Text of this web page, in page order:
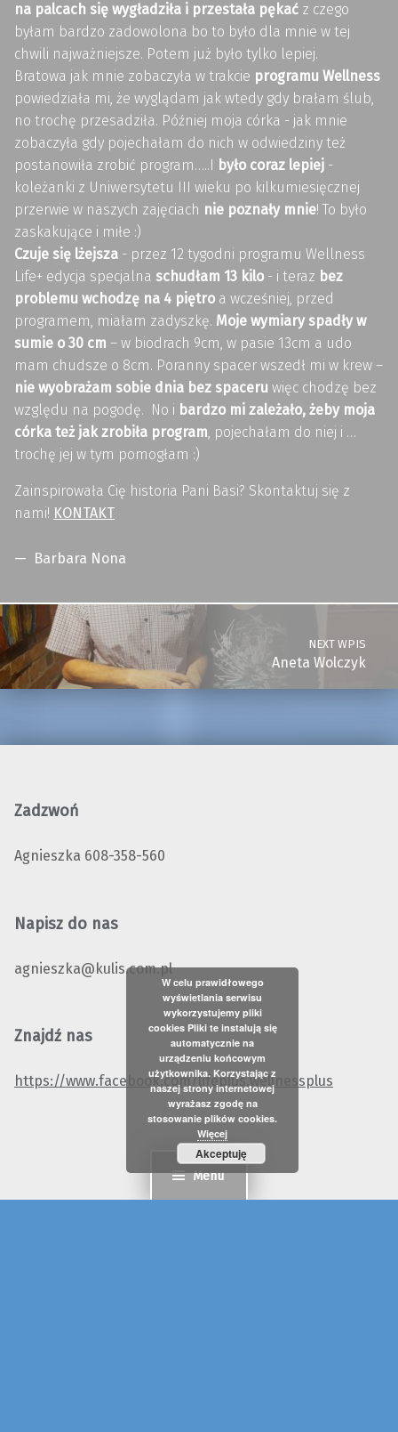
Menu
na palcach się wygładziła i przestała pękać z czego
byłam bardzo zadowolona bo to było dla mnie w tej
chwili najważniejsze. Potem już było tylko lepiej.
Bratowa jak mnie zobaczyła w trakcie programu Wellness
powiedziała mi, że wyglądam jak wtedy gdy brałam ślub,
no trochę przesadziła. Później moja córka - jak mnie
zobaczyła gdy pojechałam do nich w odwiedziny też
postanowiła zrobić program…..I
było coraz lepiej -
koleżanki z Uniwersytetu III wieku po kilkumiesięcznej
przerwie w naszych zajęciach nie poznały mnie! To było
zaskakujące i miłe :)
Czuje się lżejsza - przez 12 tygodni programu Wellness
Life+ edycja specjalna schudłam 13 kilo - i teraz bez
problemu wchodzę na 4 piętro a wcześniej, przed
programem, miałam zadyszkę. Moje wymiary spadły w
sumie o 30 cm – w biodrach 9cm, w pasie 13cm a udo
mam chudsze o 8cm. Poranny spacer wszedł mi w krew –
nie wyobrażam sobie dnia bez spaceru więc chodzę bez
względu na pogodę. No i bardzo mi zależało, żeby moja
córka też jak zrobiła program, pojechałam do niej i …
trochę jej w tym pomogłam :)
Zainspirowała Cię historia Pani Basi? Skontaktuj się z
nami! KONTAKT
Barbara Nona
Post navigation
NEXT WPIS
Aneta Wolczyk
Zadzwoń
Agnieszka 608-358-560
Napisz do nas
agnieszka@kulis.com.pl
Znajdź nas
https://www.facebook.com/lifeplus.wellnessplus
W celu prawidłowego
wyświetlania serwisu
wykorzystujemy pliki
cookies Pliki te instalują się
automatycznie na
urządzeniu końcowym
użytkownika. Korzystając z
naszej strony internetowej
wyrażasz zgodę na
stosowanie plików cookies.
Więcej
Akceptuję